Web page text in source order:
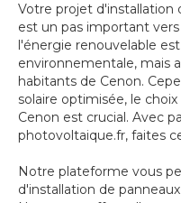
Votre projet d'installation
est un pas important
l'énergie renouvelable
environnementale, mais
habitants de Cenon.
solaire optimisée, le
Cenon est crucial. Avec
photovoltaique.fr, faites
Notre plateforme vous
d'installation de